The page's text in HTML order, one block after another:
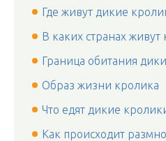
Где живут дикие
В каких странах живут
Граница обитания
Образ жизни кролика
Что едят дикие
Как происходит